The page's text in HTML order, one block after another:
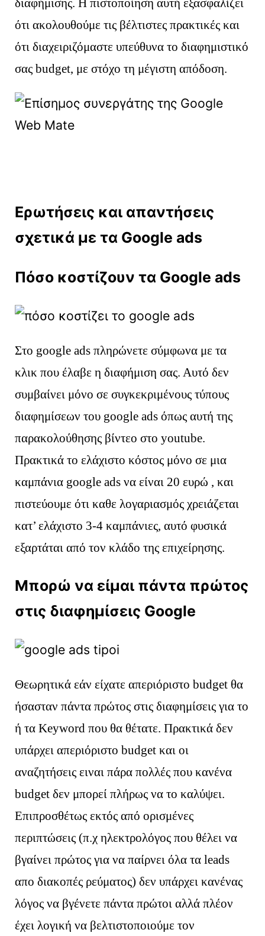
διαφήμισης. Η πιστοποίηση αυτή εξασφαλίζει
ότι ακολουθούμε τις βέλτιστες πρακτικές και
ότι διαχειριζόμαστε υπεύθυνα το διαφημιστικό
σας budget, με στόχο τη μέγιστη απόδοση.
Ερωτήσεις και απαντήσεις
σχετικά με τα Google ads
Πόσο κοστίζουν τα Google ads
Στο google ads πληρώνετε σύμφωνα με τα
κλικ που έλαβε η διαφήμιση σας. Αυτό δεν
συμβαίνει μόνο σε συγκεκριμένους τύπους
διαφημίσεων του google ads όπως αυτή της
παρακολούθησης βίντεο στο youtube.
Πρακτικά το ελάχιστο κόστος μόνο σε μια
καμπάνια google ads να είναι 20 ευρώ , και
πιστεύουμε ότι καθε λογαριασμός χρειάζεται
κατ’ ελάχιστο 3-4 καμπάνιες, αυτό φυσικά
εξαρτάται από τον κλάδο της επιχείρησης.
Μπορώ να είμαι πάντα πρώτος
στις διαφημίσεις Google
Θεωρητικά εάν είχατε απεριόριστο budget θα
ήσασταν πάντα πρώτος στις διαφημίσεις για το
ή τα Keyword που θα θέτατε. Πρακτικά δεν
υπάρχει απεριόριστο budget και οι
αναζητήσεις ειναι πάρα πολλές που κανένα
budget δεν μπορεί πλήρως να το καλύψει.
Επιπροσθέτως εκτός από ορισμένες
περιπτώσεις (π.χ ηλεκτρολόγος που θέλει να
βγαίνει πρώτος για να παίρνει όλα τα leads
απο διακοπές ρεύματος) δεν υπάρχει κανένας
λόγος να βγένετε πάντα πρώτοι αλλά πλέον
έχει λογική να βελτιστοποιούμε τον